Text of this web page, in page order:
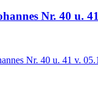
Nr. 40 u.
Nr. 40 u. 41 v.